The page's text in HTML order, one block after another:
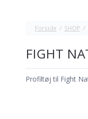
Forside / SHOP /
FIGHT
Profiltøj til Fight